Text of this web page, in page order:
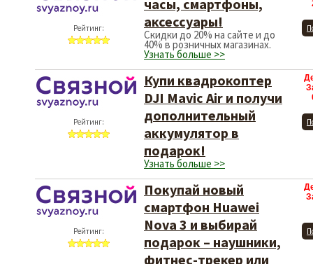
Рейтинг:
часы, смартфоны,
аксессуары!
Скидки до 20% на сайте и до
40% в розничных магазинах.
Узнать больше >>
Рейтинг:
Купи квадрокоптер
DJI Mavic Air и получи
дополнительный
аккумулятор в
подарок!
Узнать больше >>
Рейтинг:
Покупай новый
смартфон Huawei
Nova 3 и выбирай
подарок – наушники,
фитнес-трекер или